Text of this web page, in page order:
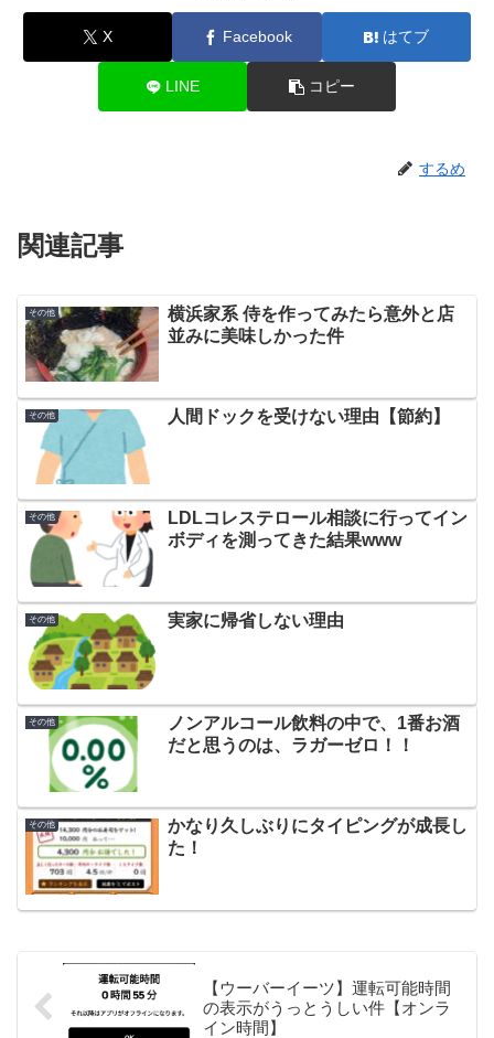
X Facebook はてブ
LINE コピー
するめ
関連記事
その他
横浜家系 侍を作ってみたら意外と店
並みに美味しかった件
その他 人間ドックを受けない理由【節約】
その他
LDLコレステロール相談に行ってイン
ボディを測ってきた結果www
その他 実家に帰省しない理由
その他
ノンアルコール飲料の中で、1番お酒
だと思うのは、ラガーゼロ！！
その他
かなり久しぶりにタイピングが成長し
た！
【ウーバーイーツ】運転可能時間
の表示がうっとうしい件【オンラ
イン時間】